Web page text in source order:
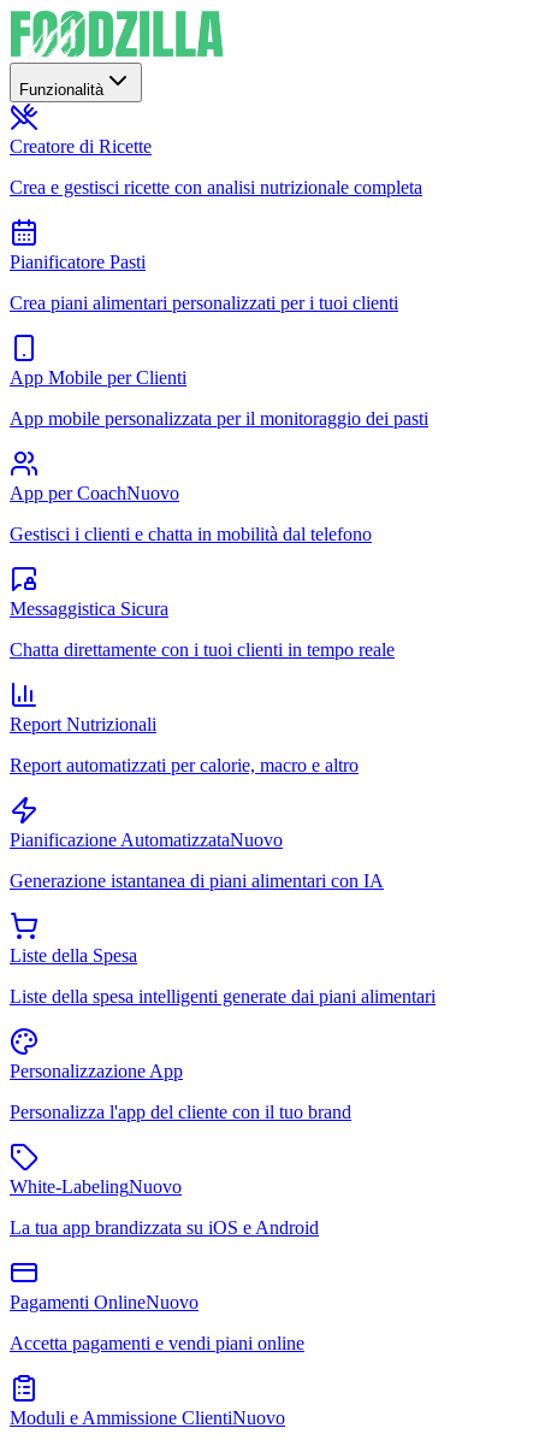
Funzionalità
Creatore di Ricette
Crea e gestisci ricette con analisi nutrizionale completa
Pianificatore Pasti
Crea piani alimentari personalizzati per i tuoi clienti
App Mobile per Clienti
App mobile personalizzata per il monitoraggio dei pasti
App per CoachNuovo
Gestisci i clienti e chatta in mobilità dal telefono
Messaggistica Sicura
Chatta direttamente con i tuoi clienti in tempo reale
Report Nutrizionali
Report automatizzati per calorie, macro e altro
Pianificazione AutomatizzataNuovo
Generazione istantanea di piani alimentari con IA
Liste della Spesa
Liste della spesa intelligenti generate dai piani alimentari
Personalizzazione App
Personalizza l'app del cliente con il tuo brand
White-LabelingNuovo
La tua app brandizzata su iOS e Android
Pagamenti OnlineNuovo
Accetta pagamenti e vendi piani online
Moduli e Ammissione ClientiNuovo